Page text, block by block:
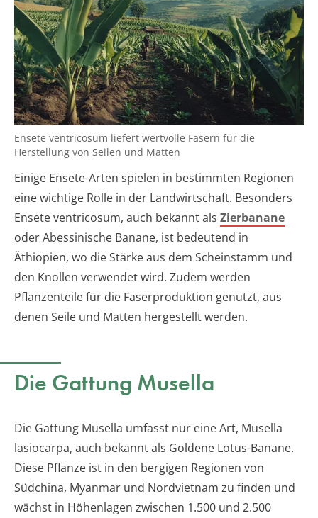
Ensete ventricosum liefert wertvolle Fasern für die
Herstellung von Seilen und Matten
Einige Ensete-Arten spielen in bestimmten Regionen
eine wichtige Rolle in der Landwirtschaft. Besonders
Ensete ventricosum, auch bekannt als Zierbanane
oder Abessinische Banane, ist bedeutend in
Äthiopien, wo die Stärke aus dem Scheinstamm und
den Knollen verwendet wird. Zudem werden
Pflanzenteile für die Faserproduktion genutzt, aus
denen Seile und Matten hergestellt werden.
Die Gattung Musella
Die Gattung Musella umfasst nur eine Art, Musella
lasiocarpa, auch bekannt als Goldene Lotus-Banane.
Diese Pflanze ist in den bergigen Regionen von
Südchina, Myanmar und Nordvietnam zu finden und
wächst in Höhenlagen zwischen 1.500 und 2.500